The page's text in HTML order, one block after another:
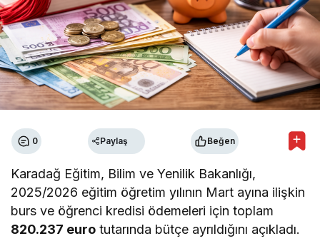
0 Paylaş Beğen
Karadağ Eğitim, Bilim ve Yenilik Bakanlığı,
2025/2026 eğitim öğretim yılının Mart ayına ilişkin
burs ve öğrenci kredisi ödemeleri için toplam
820.237 euro tutarında bütçe ayrıldığını açıkladı.